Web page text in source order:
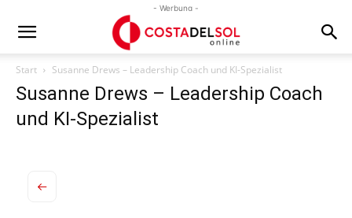
- Werbung -
Start Susanne Drews – Leadership Coach und KI-Spezialist
Susanne Drews – Leadership Coach
und KI-Spezialist